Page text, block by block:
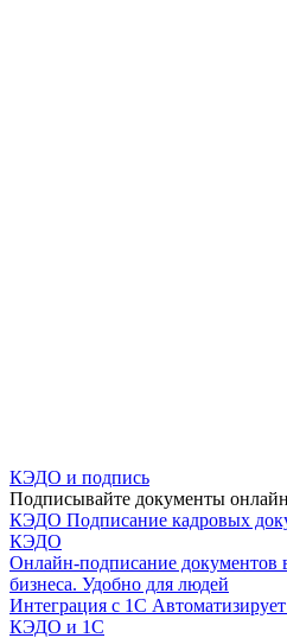
КЭДО и подпись
Подписывайте документы
КЭДО Подписание кадровых
КЭДО
Онлайн-подписание документов
бизнеса. Удобно для людей
Интеграция с 1С
КЭДО и 1С